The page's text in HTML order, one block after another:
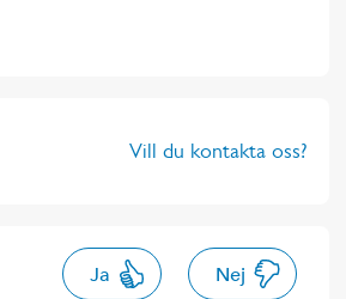
Vill du kontakta oss?
Ja Nej